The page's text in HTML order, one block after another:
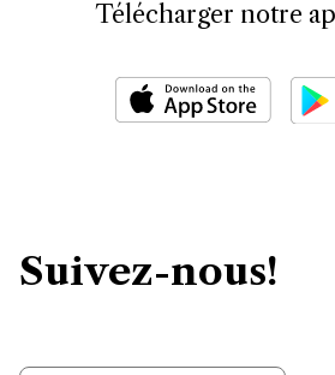
Télécharger notre
Suivez-nous!